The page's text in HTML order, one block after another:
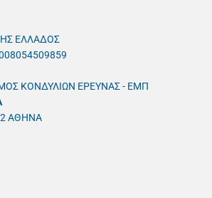
ΕΛΛΑΔΟΣ
ΚΟΝΔΥΛΙΩΝ ΕΡΕΥΝΑΣ - ΕΜΠ
ΑΘΗΝΑ